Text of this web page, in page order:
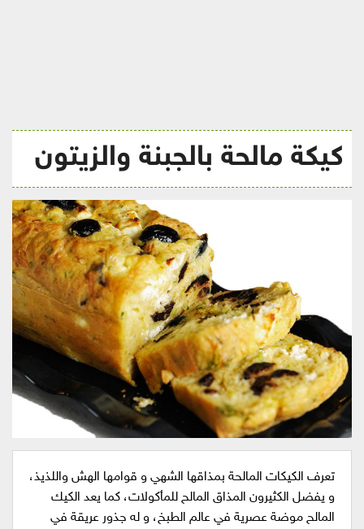
كيكة مالحة بالجبنة والزيتون
تعرف الكيكات المالحة بمذاقها الشهي و قوامها الهش واللذيذ،
و يفضل الكثيرون المذاق المالح للمأكولات، كما يعد الكيك
المالح موضة عصرية في عالم الطبخ، و له جذور عريقة في